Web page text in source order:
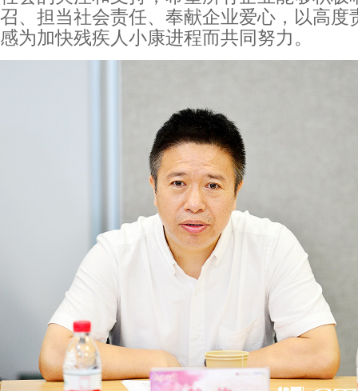
召、担当社会责任、奉献企业爱心，以高度
感为加快残疾人小康进程而共同努力。